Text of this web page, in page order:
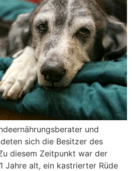
und
sich die Besitzer des
diesem Zeitpunkt war der
Jahre alt, ein kastrierter Rüde